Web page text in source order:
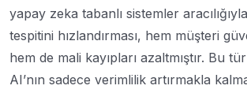
yapay zeka tabanlı sistemler aracılığıyla
tespitini hızlandırması, hem müşteri
hem de mali kayıpları azaltmıştır. Bu
AI’nın sadece verimlilik artırmakla